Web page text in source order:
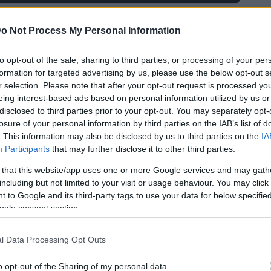
Not Process My Personal Information
opt-out of the sale, sharing to third parties, or processing of your
for targeted advertising by us, please use the below opt-out
selection. Please note that after your opt-out request is processed
interest-based ads based on personal information utilized by us
to third parties prior to your opt-out. You may separately
of your personal information by third parties on the IAB’s list of
This information may also be disclosed by us to third parties on the
Participants that may further disclose it to other third parties.
that this website/app uses one or more Google services and may
but not limited to your visit or usage behaviour. You may
to Google and its third-party tags to use your data for below
consent section.
Data Processing Opt Outs
opt-out of the Sharing of my personal data.
ne souhaiterait pas continuer l’aventure l’année
Guilhaume et André Manoukian rempilent, il
souhaite se consacrer à sa carrière de musicien qui
quelques années.